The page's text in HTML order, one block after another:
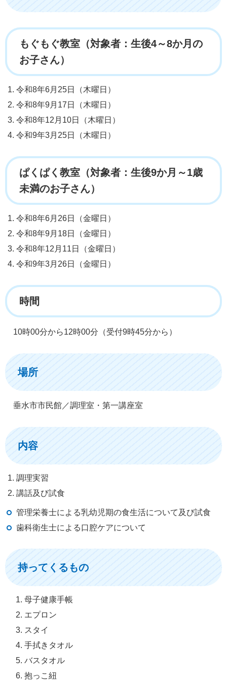
もぐもぐ教室（対象者：生後4～8か月の
お子さん）
令和8年6月25日（木曜日）
令和8年9月17日（木曜日）
令和8年12月10日（木曜日）
令和9年3月25日（木曜日）
ぱくぱく教室（対象者：生後9か月～1歳
未満のお子さん）
令和8年6月26日（金曜日）
令和8年9月18日（金曜日）
令和8年12月11日（金曜日）
令和9年3月26日（金曜日）
時間
10時00分から12時00分（受付9時45分から）
場所
垂水市市民館／調理室・第一講座室
内容
調理実習
講話及び試食
管理栄養士による乳幼児期の食生活について及び試食
歯科衛生士による口腔ケアについて
持ってくるもの
母子健康手帳
エプロン
スタイ
手拭きタオル
バスタオル
抱っこ紐